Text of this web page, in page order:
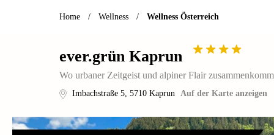
Home / Wellness / Wellness Österreich
ever.grün Kaprun
Wo urbaner Zeitgeist und alpiner Flair
Imbachstraße 5, 5710 Kaprun Auf der Karte anzeigen